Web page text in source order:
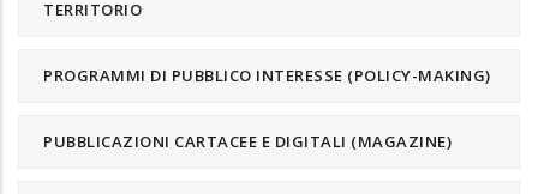
TERRITORIO
PROGRAMMI DI PUBBLICO INTERESSE (POLICY-MAKING)
PUBBLICAZIONI CARTACEE E DIGITALI (MAGAZINE)